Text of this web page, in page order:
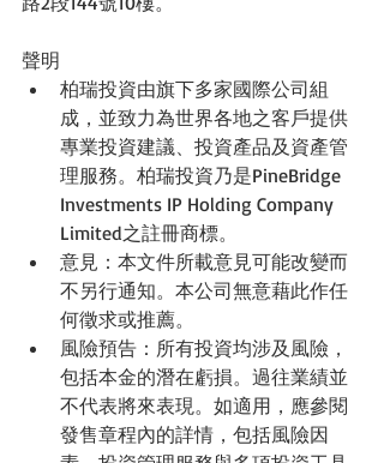
聲明
柏瑞投資由旗下多家國際公司組
成，並致力為世界各地之客戶提供
專業投資建議、投資產品及資產管
理服務。柏瑞投資乃是PineBridge
Investments IP Holding Company
Limited之註冊商標。
意見：本文件所載意見可能改變而
不另行通知。本公司無意藉此作任
何徵求或推薦。
風險預告：所有投資均涉及風險，
包括本金的潛在虧損。過往業績並
不代表將來表現。如適用，應參閱
發售章程內的詳情，包括風險因